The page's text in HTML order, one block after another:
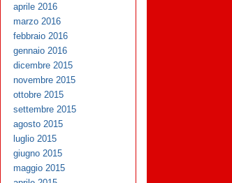
aprile 2016
marzo 2016
febbraio 2016
gennaio 2016
dicembre 2015
novembre 2015
ottobre 2015
settembre 2015
agosto 2015
luglio 2015
giugno 2015
maggio 2015